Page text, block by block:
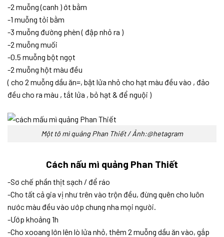
-2 muỗng (canh ) ớt bằm
-1 muỗng tỏi bằm
-3 muỗng đường phèn ( đập nhỏ ra )
-2 muỗng muối
-0.5 muỗng bột ngọt
-2 muỗng hột màu đều
( cho 2 muỗng dầu ăn=, bật lửa nhỏ cho hạt màu đều vào , đảo
đều cho ra màu , tắt lửa , bỏ hạt & để nguội )
Một tô mì quảng Phan Thiết / Ảnh:@hetagram
Cách nấu mì quảng Phan Thiết
-Sơ chế phần thịt sạch / để ráo
-Cho tất cả gia vị như trên vào trộn đều, đừng quên cho luôn
nước màu đều vào ướp chung nha mọi người.
-Ướp khoảng 1h
-Cho xooang lớn lên lò lửa nhỏ, thêm 2 muỗng dầu ăn vào, gắp